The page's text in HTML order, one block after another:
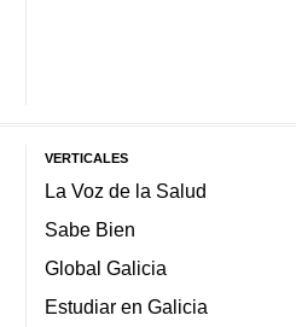
VERTICALES
La Voz de la Salud
Sabe Bien
Global Galicia
Estudiar en Galicia